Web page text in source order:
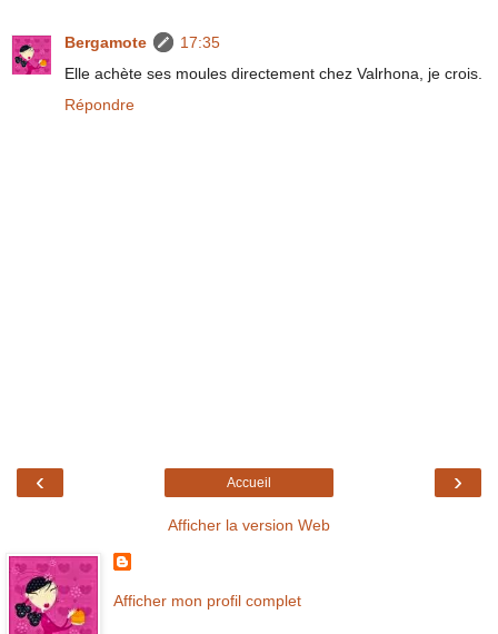
Bergamote
17:35
Elle achète ses moules directement chez Valrhona, je crois.
Répondre
‹ ›
Accueil
Afficher la version Web
Afficher mon profil complet